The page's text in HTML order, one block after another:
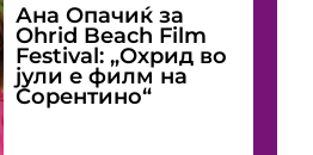
Ана Опачиќ за
Оhrid Beach Film
Festival: „Охрид во
јули е филм на
Сорентино“